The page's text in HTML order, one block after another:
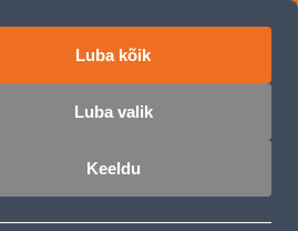
Luba kõik
Luba valik
Keeldu